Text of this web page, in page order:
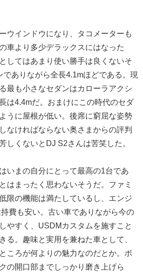
ウインドウになり、タコメーターも
車より多少デラックスにはなった
してはあまり使い勝手は良くないそ
でありながら全長4.1mほどである。現
最も小さなセダンはカローラアクシ
は4.4mだ。おまけにこの時代のセダ
うに屋根が低い。後席に窮屈な姿勢
なければならない奥さまからの評判
しくないとDJ S2さんは苦笑した。
いまの自分にとって最高の1台であ
はまったく思わないそうだ。ファミ
限の機能は満たしているし、エンジ
費も安い。古い車でありながら今の
やすく、USDMカスタムを施すこと
る。趣味と実用を兼ねた車として、
ころが何よりの魅力なのだとか。ボ
の開口部までしっかり磨き上げら